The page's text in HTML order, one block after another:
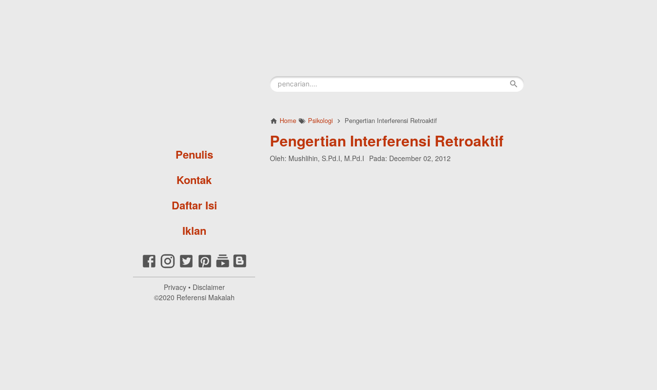
Penulis
Kontak
Daftar Isi
Iklan
Privacy• Disclaimer
©2020 Referensi Makalah
Home Psikologi Pengertian Interferensi Retroaktif
Pengertian Interferensi Retroaktif
Oleh: Mushlihin, S.Pd.I, M.Pd.I Pada: December 02, 2012